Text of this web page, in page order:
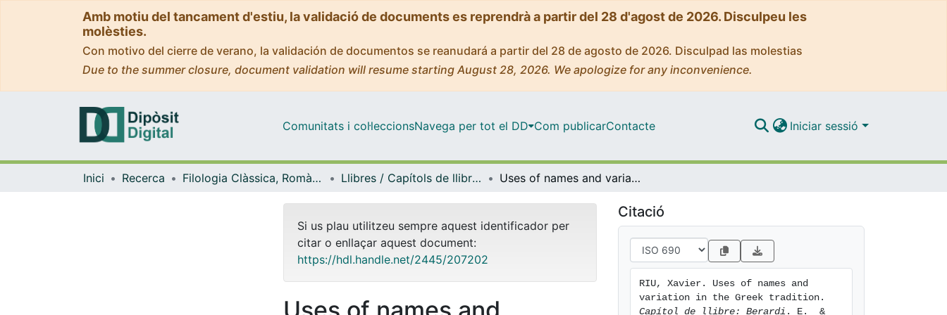
Amb motiu del tancament d'estiu, la validació de documents es reprendrà a partir del 28 d'agost de 2026. Disculpeu les
molèsties.
Con motivo del cierre de verano, la validación de documentos se reanudará a partir del 28 de agosto de 2026. Disculpad las molestias
Due to the summer closure, document validation will resume starting August 28, 2026. We apologize for any inconvenience.
Comunitats i col·leccionsNavega per tot el DD Com publicarContacte Iniciar sessió
Inici Recerca Filologia Clàssica, Romànica i Semítica Llibres / Capítols de llibre (Filologia Clàssica, Romànica i Semítica) Uses of names and variation in the Greek tradition
Si us plau utilitzeu sempre aquest identificador per
citar o enllaçar aquest document:
https://hdl.handle.net/2445/207202
Citació
RIU, Xavier. Uses of names and
Capítol de llibre: Berardi . E.  &